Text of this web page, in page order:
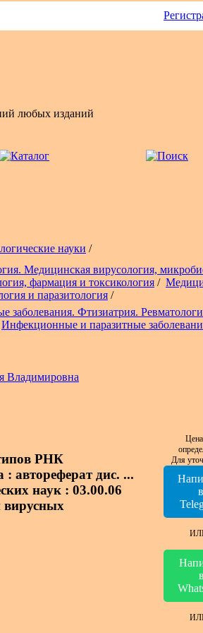
любых изданий
науки /
Медицинская вирусология,
фармация и токсикология /
и паразитология /
заболевания. Фтизиатрия.
Инфекционные и паразитные
Владимировна
РНК
: автореферат дис. ...
наук : 03.00.06
Для
в
в